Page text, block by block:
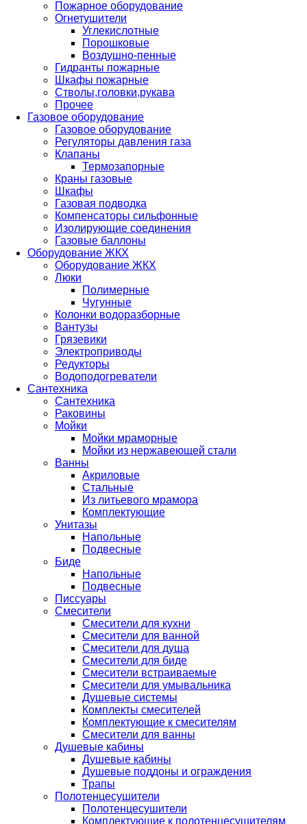
Пожарное оборудование
Огнетушители
Углекислотные
Порошковые
Воздушно-пенные
Гидранты пожарные
Шкафы пожарные
Стволы,головки,рукава
Прочее
Газовое оборудование
Газовое оборудование
Регуляторы давления газа
Клапаны
Термозапорные
Краны газовые
Шкафы
Газовая подводка
Компенсаторы сильфонные
Изолирующие соединения
Газовые баллоны
Оборудование ЖКХ
Оборудование ЖКХ
Люки
Полимерные
Чугунные
Колонки водоразборные
Вантузы
Грязевики
Электроприводы
Редукторы
Водоподогреватели
Сантехника
Сантехника
Раковины
Мойки
Мойки мраморные
Мойки из нержавеющей стали
Ванны
Акриловые
Стальные
Из литьевого мрамора
Комплектующие
Унитазы
Напольные
Подвесные
Биде
Напольные
Подвесные
Писсуары
Смесители
Смесители для кухни
Смесители для ванной
Смесители для душа
Смесители для биде
Смесители встраиваемые
Смесители для умывальника
Душевые системы
Комплекты смесителей
Комплектующие к смесителям
Смесители для ванны
Душевые кабины
Душевые кабины
Душевые поддоны и ограждения
Трапы
Полотенцесушители
Полотенцесушители
Комплектующие к полотенцесушителям